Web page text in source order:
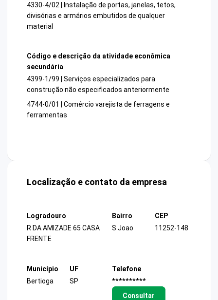
4330-4/02 | Instalação de portas, janelas, tetos,
divisórias e armários embutidos de qualquer
material
Código e descrição da atividade econômica
secundária
4399-1/99 | Serviços especializados para
construção não especificados anteriormente
4744-0/01 | Comércio varejista de ferragens e
ferramentas
Localização e contato da empresa
Logradouro
R DA AMIZADE 65 CASA
FRENTE
Bairro
S Joao
CEP
11252-148
Município
Bertioga
UF
SP
Telefone
**********
Consultar